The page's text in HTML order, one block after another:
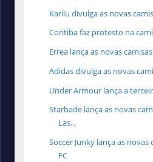
Karilu divulga as novas
Coritiba faz protesto na
Errea lança as novas
Adidas divulga as novas
Under Armour lança a
Starbade lança as novas
Las...
Soccer Junky lança as
FC